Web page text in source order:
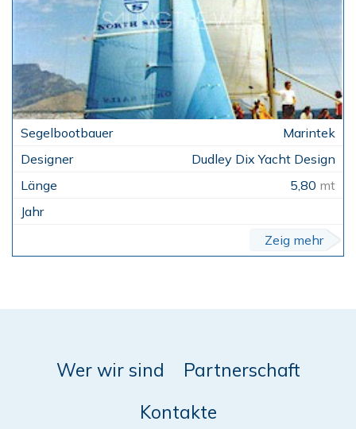
Marintek
Dudley Dix Yacht Design
5,80 mt
Zeig mehr
Wer wir sind
Partnerschaft
Kontakte